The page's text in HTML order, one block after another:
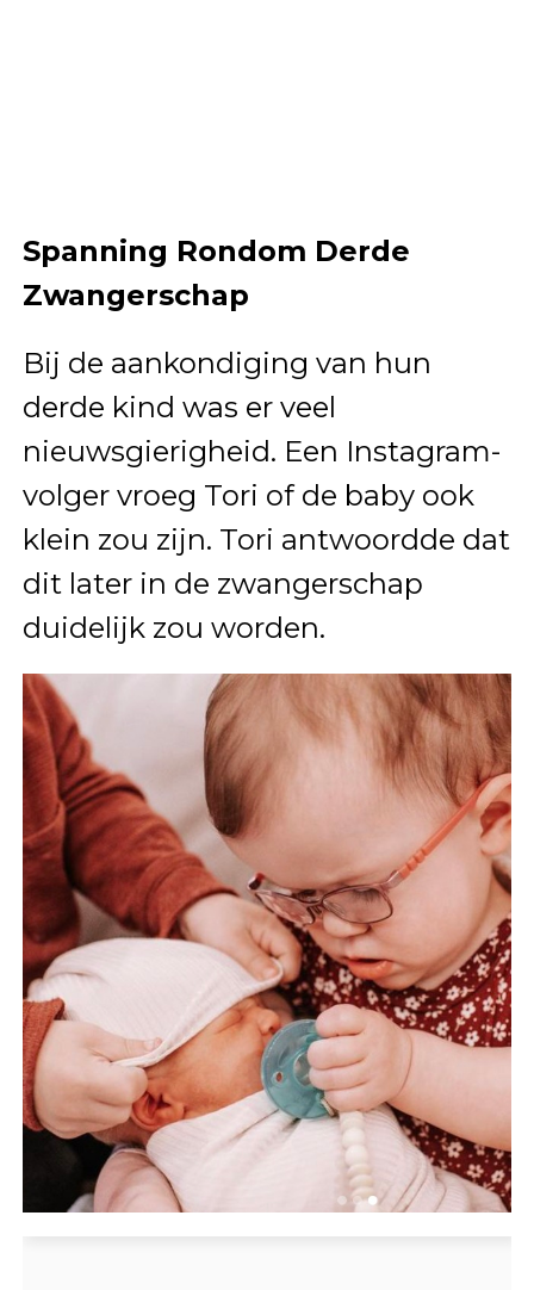
Spanning Rondom Derde
Zwangerschap
Bij de aankondiging van hun
derde kind was er veel
nieuwsgierigheid. Een Instagram-
volger vroeg Tori of de baby ook
klein zou zijn. Tori antwoordde dat
dit later in de zwangerschap
duidelijk zou worden.